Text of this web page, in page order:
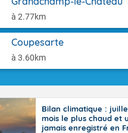
à 2.77km
Coupesarte
à 3.60km
l'après-
14
il fait
30 à 35
Bilan climatique :
mois le plus chaud et
jamais enregistré en